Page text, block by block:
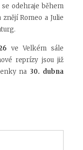
odehraje během
Romeo a Julie
ve Velkém sále
reprízy jsou již
na 30. dubna